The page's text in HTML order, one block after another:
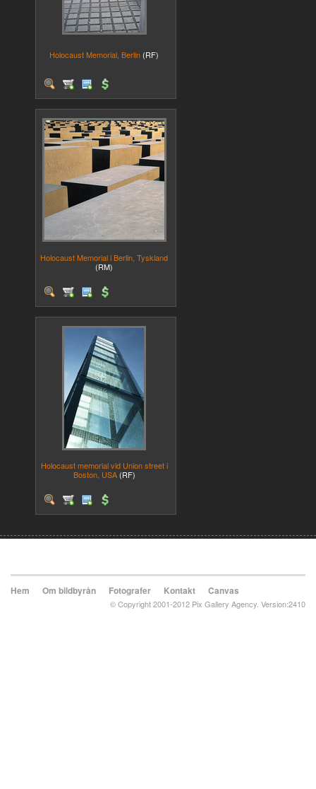
Holocaust Memorial, Berlin (RF)
Holocaust Memorial i Berlin, Tyskland
(RM)
Holocaust memorial vid Union street i
Boston, USA (RF)
Hem Om bildbyrån Fotografer Kontakt Canvas
© Copyright 2001-2012 Pix Gallery Agency. Version:2410